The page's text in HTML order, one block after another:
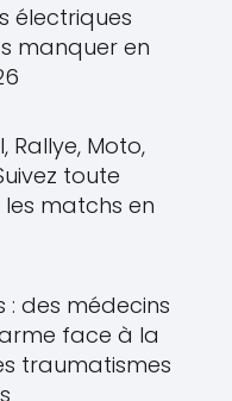
électriques
manquer en
Rallye, Moto,
toute
matchs en
: des médecins
face à la
traumatismes